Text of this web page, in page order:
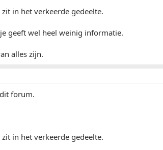
in het verkeerde gedeelte.
geeft wel heel weinig informatie.
alles zijn.
forum.
in het verkeerde gedeelte.